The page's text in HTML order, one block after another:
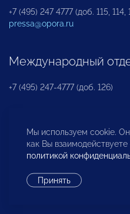
+7 (495) 247 4777 (доб. 115, 114,
pressa@opora.ru
Международный
+7 (495) 247-4777 (доб. 126)
Бюро по защите
инвесторов
Мы используем cookie.
как Вы
политикой
Принять